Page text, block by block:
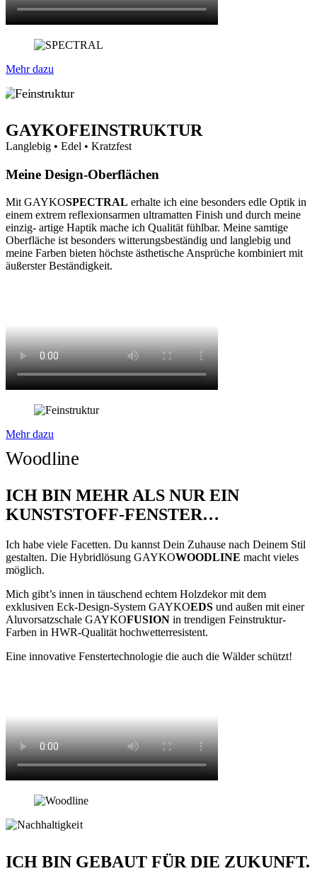
Mehr dazu
GAYKOFEINSTRUKTUR
Langlebig • Edel • Kratzfest
Meine Design-Oberflächen
Mit GAYKOSPECTRAL erhalte ich eine besonders edle Optik in
einem extrem reflexionsarmen ultramatten Finish und durch meine
einzig- artige Haptik mache ich Qualität fühlbar. Meine samtige
Oberfläche ist besonders witterungsbeständig und langlebig und
meine Farben bieten höchste ästhetische Ansprüche kombiniert mit
äußerster Beständigkeit.
Mehr dazu
ICH BIN MEHR ALS NUR EIN
KUNSTSTOFF-FENSTER…
Ich habe viele Facetten. Du kannst Dein Zuhause nach Deinem Stil
gestalten. Die Hybridlösung GAYKOWOODLINE macht vieles
möglich.
Mich gibt’s innen in täuschend echtem Holzdekor mit dem
exklusiven Eck-Design-System GAYKOEDS und außen mit einer
Aluvorsatzschale GAYKOFUSION in trendigen Feinstruktur-
Farben in HWR-Qualität hochwetterresistent.
Eine innovative Fenstertechnologie die auch die Wälder schützt!
ICH BIN GEBAUT FÜR DIE ZUKUNFT.